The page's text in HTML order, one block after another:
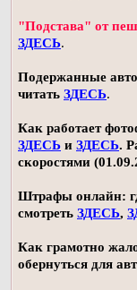
"Подстава" от
ЗДЕСЬ.
Подержанные
читать ЗДЕСЬ.
Как работает
ЗДЕСЬ и ЗДЕСЬ.
скоростями
Штрафы онлайн:
смотреть ЗДЕСЬ,
Как грамотно
обернуться для